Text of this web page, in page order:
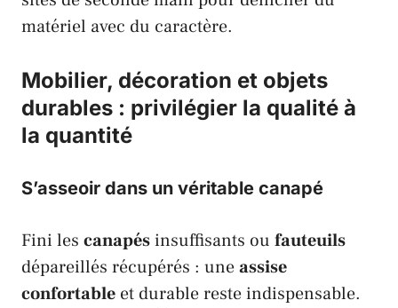
matériel avec du caractère.
Mobilier, décoration et objets
durables : privilégier la qualité à
la quantité
S’asseoir dans un véritable canapé
Fini les canapésinsuffisants ou fauteuils
dépareillés récupérés : uneassise
confortable et durable reste indispensable.